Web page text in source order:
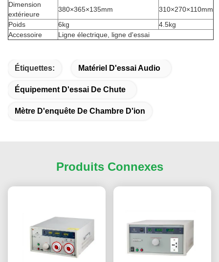
Dimension
extérieure
380×365×135mm
310×270×110mm
Poids
6kg
4.5kg
Accessoire
Ligne électrique, ligne d'essai
Étiquettes: Matériel D'essai Audio
Équipement D'essai De Chute
Mètre D'enquête De Chambre D'ion
Produits Connexes